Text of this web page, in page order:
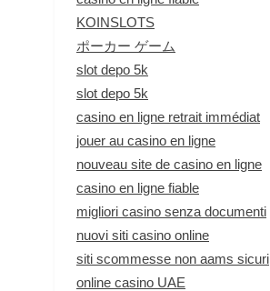
KOINSLOTS
ポーカー ゲーム
slot depo 5k
slot depo 5k
casino en ligne retrait immédiat
jouer au casino en ligne
nouveau site de casino en ligne
casino en ligne fiable
migliori casino senza documenti
nuovi siti casino online
siti scommesse non aams sicuri
online casino UAE